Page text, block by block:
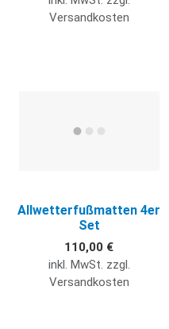
Versandkosten
Allwetterfußmatten 4er
Set
110,00 €
inkl. MwSt. zzgl.
Versandkosten